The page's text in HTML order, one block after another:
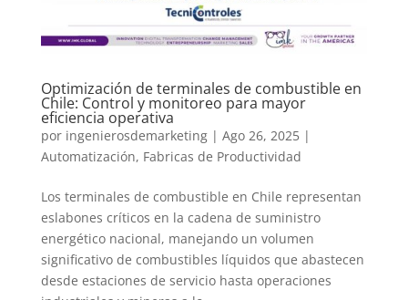
Optimización de terminales de combustible en
Chile: Control y monitoreo para mayor
eficiencia operativa
por ingenierosdemarketing| Ago 26, 2025|
Automatización, Fabricas de Productividad
Los terminales de combustible en Chile representan
eslabones críticos en la cadena de suministro
energético nacional, manejando un volumen
significativo de combustibles líquidos que abastecen
desde estaciones de servicio hasta operaciones